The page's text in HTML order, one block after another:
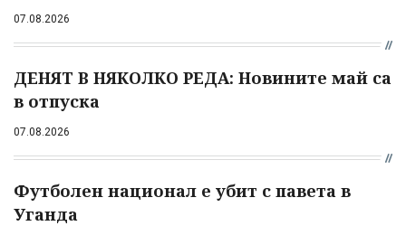
07.08.2026
ДЕНЯТ В НЯКОЛКО РЕДА: Новините май са
в отпуска
07.08.2026
Футболен национал е убит с павета в
Уганда